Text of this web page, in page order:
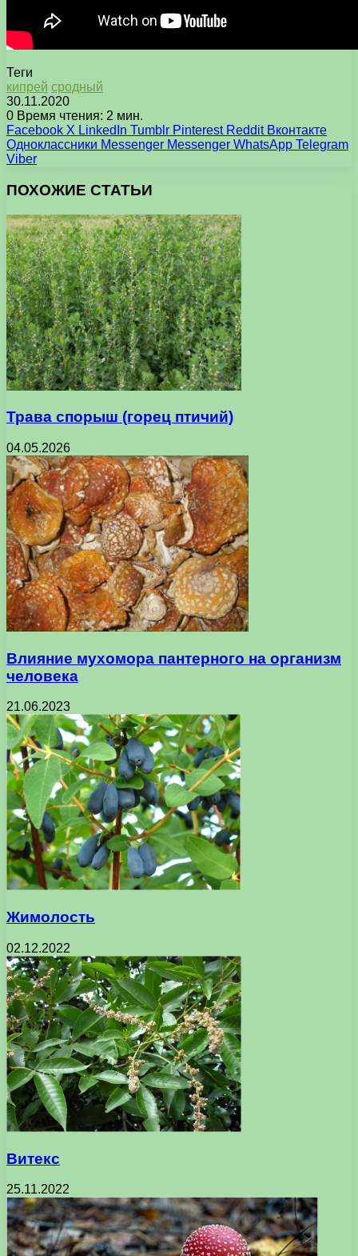
Теги
кипрей сродный
30.11.2020
0 Время чтения: 2 мин.
Facebook X LinkedIn Tumblr Pinterest Reddit Вконтакте
Одноклассники Messenger Messenger WhatsApp Telegram
Viber
ПОХОЖИЕ СТАТЬИ
Трава спорыш (горец птичий)
04.05.2026
Влияние мухомора пантерного на организм
человека
21.06.2023
Жимолость
02.12.2022
Витекс
25.11.2022